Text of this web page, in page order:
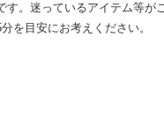
。迷っているアイテム等が
を目安にお考えください。